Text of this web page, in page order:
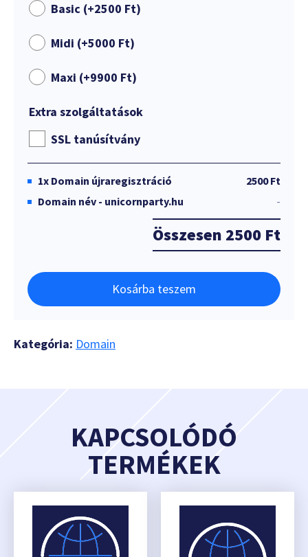
Basic (+2500 Ft)
Midi (+5000 Ft)
Maxi (+9900 Ft)
Extra szolgáltatások
SSL tanúsítvány
1x Domain újraregisztráció
2500 Ft
Domain név - unicornparty.hu
-
Összesen 2500 Ft
Kosárba teszem
Kategória: Domain
KAPCSOLÓDÓ
TERMÉKEK